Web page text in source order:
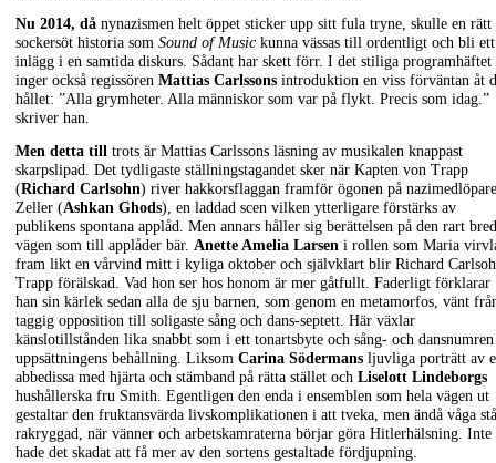
Nu 2014, då nynazismen helt öppet sticker upp sitt fula tryne, skulle en rätt
sockersöt historia som Sound of Music kunna vässas till ordentligt och bli ett
inlägg i en samtida diskurs. Sådant har skett förr. I det stiliga programhäftet
inger också regissören Mattias Carlssons introduktion en viss förväntan åt
hållet: ”Alla grymheter. Alla människor som var på flykt. Precis som idag.”
skriver han.
Men detta till trots är Mattias Carlssons läsning av musikalen knappast
skarpslipad. Det tydligaste ställningstagandet sker när Kapten von Trapp
(Richard Carlsohn) river hakkorsflaggan framför ögonen på
Zeller (Ashkan Ghods), en laddad scen vilken ytterligare förstärks av
publikens spontana applåd. Men annars håller sig berättelsen på den rart
vägen som till applåder bär. Anette Amelia Larsen i rollen som Maria
fram likt en vårvind mitt i kyliga oktober och självklart blir Richard
Trapp förälskad. Vad hon ser hos honom är mer gåtfullt. Faderligt förklarar
han sin kärlek sedan alla de sju barnen, som genom en metamorfos, vänt
taggig opposition till soligaste sång och dans-septett. Här växlar
känslotillstånden lika snabbt som i ett tonartsbyte och sång- och
uppsättningens behållning. Liksom Carina Södermans ljuvliga porträtt av
abbedissa med hjärta och stämband på rätta stället och Liselott Lindeborgs
hushållerska fru Smith. Egentligen den enda i ensemblen som hela vägen ut
gestaltar den fruktansvärda livskomplikationen i att tveka, men ändå våga stå
rakryggad, när vänner och arbetskamraterna börjar göra Hitlerhälsning. Inte
hade det skadat att få mer av den sortens gestaltade fördjupning.